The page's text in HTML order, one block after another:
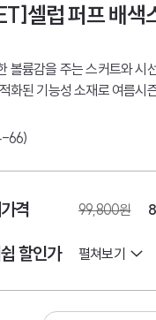
셀럽 퍼프 배색
볼륨감을 주는 스커트와 시
화된 기능성 소재로 여름시
66)
격 99,800원
할인가 펼쳐보기